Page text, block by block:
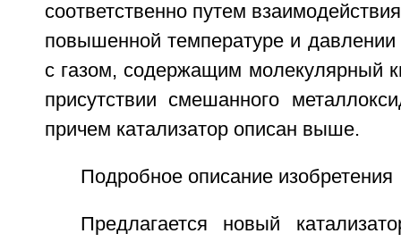
соответственно путем
повышенной температуре и давлении
с газом, содержащим молекулярный
присутствии смешанного
причем катализатор описан выше.
Подробное описание изобретения
Предлагается новый